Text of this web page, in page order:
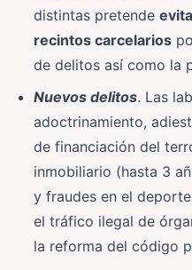
distintas pretende
recintos carcelarios
de delitos así como la
Nuevos delitos. Las
adoctrinamiento,
de financiación del
inmobiliario (hasta 3
y fraudes en el
el tráfico ilegal de
la reforma del código